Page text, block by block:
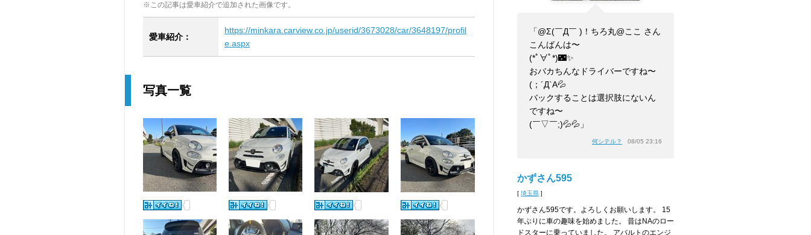
※この記事は愛車紹介で追加された画像です。
愛車紹介：
https://minkara.carview.co.jp/userid/3673028/car/3648197/profil
e.aspx
写真一覧
「@Σ(￣Д￣ )！ちろ丸@ここ さん
こんばんは〜
(*ﾟ∀ﾟ*)🌃✨
おバカちんなドライバーですね〜
(；´Д`A💦
バックすることは選択肢にないん
ですね〜
(￣▽￣;)💦💦」
何シテル？ 08/05 23:16
かずさん595
[ 埼玉県 ]
かずさん595です。よろしくお願いします。 15
年ぶりに車の趣味を始めました。 昔はNAのロー
ドスターに乗っていました。 アバルトのエンジ